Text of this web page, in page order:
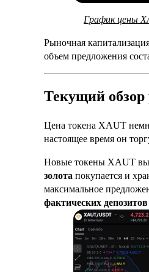
График цены
Рыночная
объем предложения
Текущий обзор
Цена токена XAUT
настоящее время он
Новые токены XAUT
золота покупается и
максимальное
фактических депозитов